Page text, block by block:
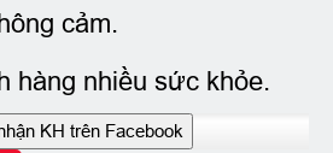
cảm.
hàng nhiều sức khỏe.
KH trên Facebook